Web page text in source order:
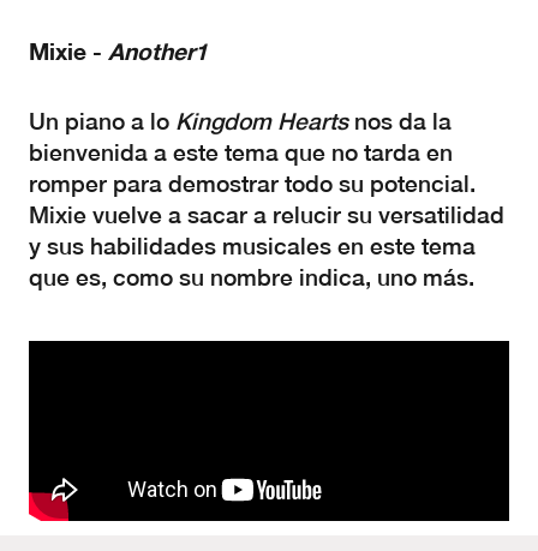
Mixie - Another1
Un piano a lo KingdomHeartsnos da la
bienvenida a este tema que no tarda en
romper para demostrar todo su potencial.
Mixie vuelve a sacar a relucir su versatilidad
y sus habilidades musicales en este tema
que es, como su nombre indica, uno más.